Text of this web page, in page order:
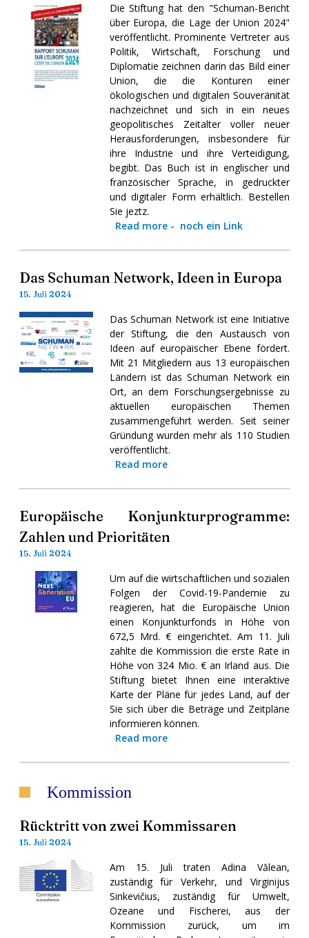
Die Stiftung hat den "Schuman-Bericht
über Europa, die Lage der Union 2024"
veröffentlicht. Prominente Vertreter aus
Politik, Wirtschaft, Forschung und
Diplomatie zeichnen darin das Bild einer
Union, die die Konturen einer
ökologischen und digitalen Souveränität
nachzeichnet und sich in ein neues
geopolitisches Zeitalter voller neuer
Herausforderungen, insbesondere für
ihre Industrie und ihre Verteidigung,
begibt. Das Buch ist in englischer und
französischer Sprache, in gedruckter
und digitaler Form erhältlich. Bestellen
Sie jeztz.
Read more- noch ein Link
Das Schuman Network, Ideen in Europa
15. Juli 2024
Das Schuman Network ist eine Initiative
der Stiftung, die den Austausch von
Ideen auf europäischer Ebene fördert.
Mit 21 Mitgliedern aus 13 europäischen
Ländern ist das Schuman Network ein
Ort, an dem Forschungsergebnisse zu
aktuellen europäischen Themen
zusammengeführt werden. Seit seiner
Gründung wurden mehr als 110 Studien
veröffentlicht.
Read more
Europäische Konjunkturprogramme:
Zahlen und Prioritäten
15. Juli 2024
Um auf die wirtschaftlichen und sozialen
Folgen der Covid-19-Pandemie zu
reagieren, hat die Europäische Union
einen Konjunkturfonds in Höhe von
672,5 Mrd. € eingerichtet. Am 11. Juli
zahlte die Kommission die erste Rate in
Höhe von 324 Mio. € an Irland aus. Die
Stiftung bietet Ihnen eine interaktive
Karte der Pläne für jedes Land, auf der
Sie sich über die Beträge und Zeitpläne
informieren können.
Read more
Kommission
Rücktritt von zwei Kommissaren
15. Juli 2024
Am 15. Juli traten Adina Vălean,
zuständig für Verkehr, und Virginijus
Sinkevičius, zuständig für Umwelt,
Ozeane und Fischerei, aus der
Kommission zurück, um im